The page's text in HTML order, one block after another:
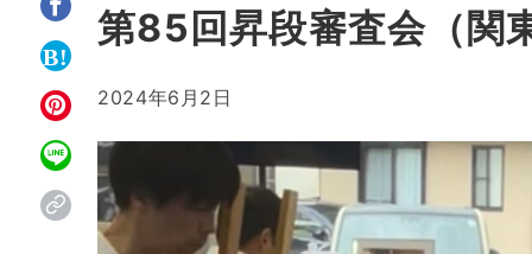
第85回昇段審査会（関
2024年6月2日